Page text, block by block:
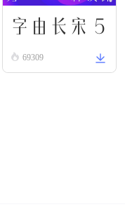
字由长宋 5
569309